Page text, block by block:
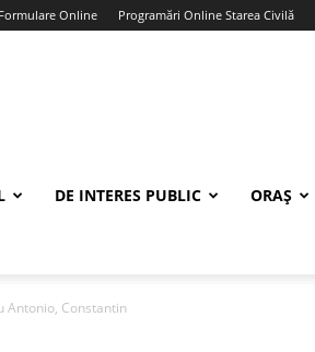
Formulare Online Programări Online Starea Civilă
DE INTERES PUBLIC ORAȘ
Antonio, Constantin